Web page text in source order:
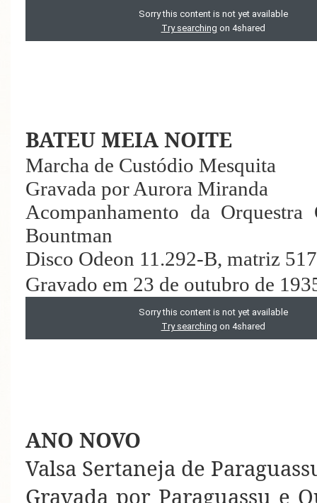
BATEU MEIA NOITE
Marcha de Custódio Mesquita
Gravada por Aurora Miranda
Acompanhamento da
Bountman
Disco Odeon 11.292-B, matriz
Gravado em 23 de outubro de
ANO NOVO
Valsa Sertaneja de
Gravada por Paraguassu e